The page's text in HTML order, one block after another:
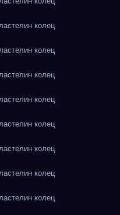
колец
колец
колец
колец
колец
колец
колец
колец